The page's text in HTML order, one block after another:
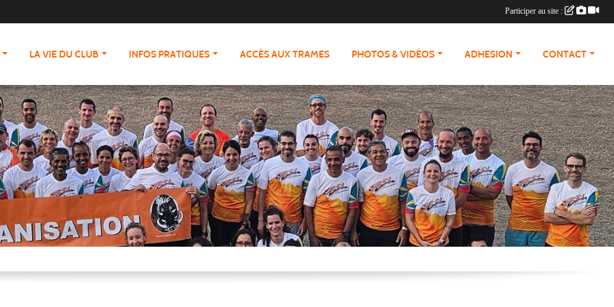
LA VIE DU CLUB INFOS PRATIQUES ACCÈS AUX TRAMES PHOTOS & VIDÉOS ADHESION CONTACT
Participer au site :